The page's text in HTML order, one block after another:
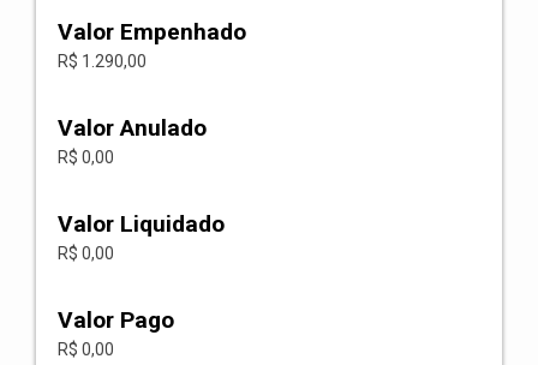
Valor Empenhado
R$ 1.290,00
Valor Anulado
R$ 0,00
Valor Liquidado
R$ 0,00
Valor Pago
R$ 0,00